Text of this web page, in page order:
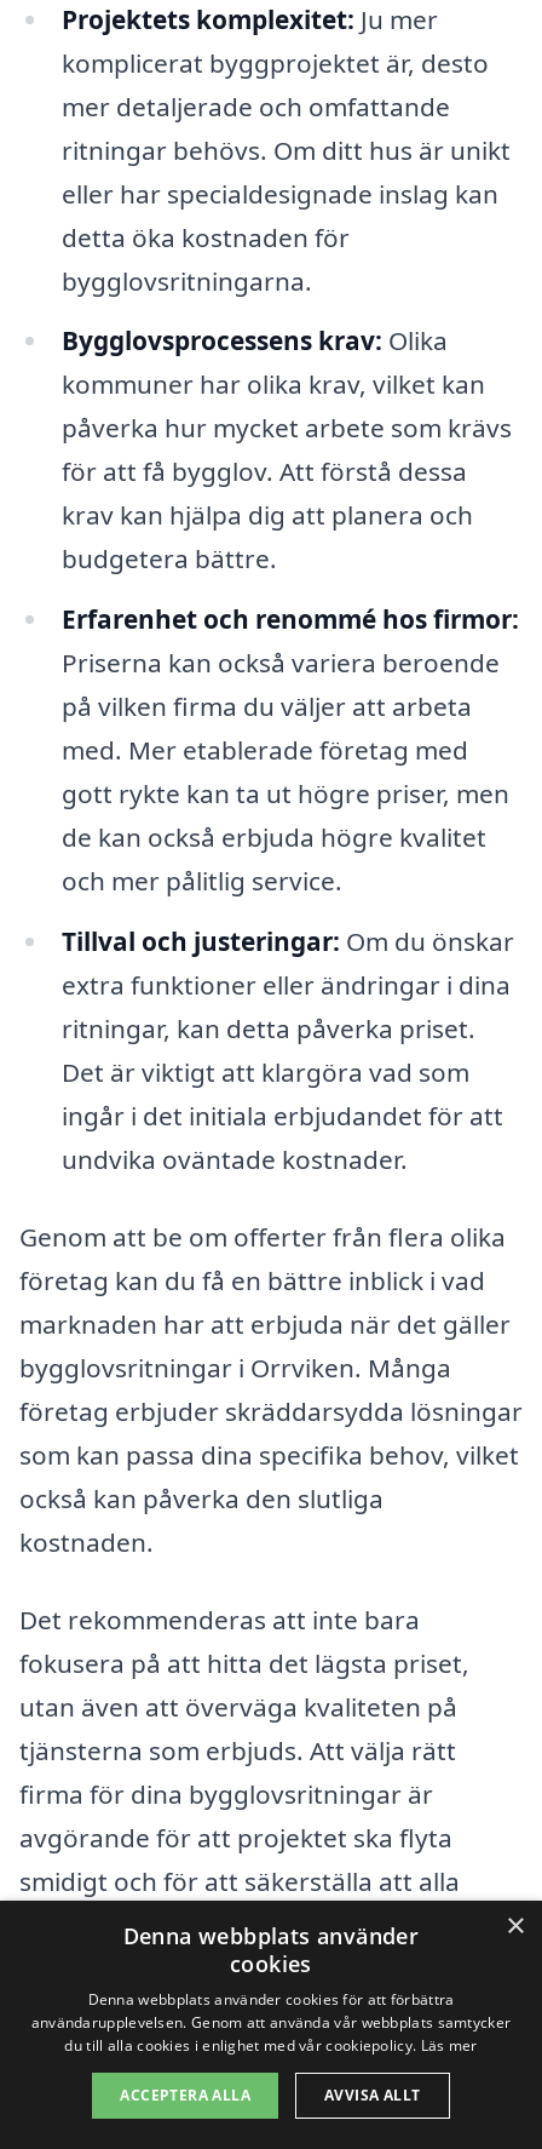
Projektets komplexitet: Ju mer
komplicerat byggprojektet är, desto
mer detaljerade och omfattande
ritningar behövs. Om ditt hus är unikt
eller har specialdesignade inslag kan
detta öka kostnaden för
bygglovsritningarna.
Bygglovsprocessens krav: Olika
kommuner har olika krav, vilket kan
påverka hur mycket arbete som krävs
för att få bygglov. Att förstå dessa
krav kan hjälpa dig att planera och
budgetera bättre.
Erfarenhet och renommé hos firmor:
Priserna kan också variera beroende
på vilken firma du väljer att arbeta
med. Mer etablerade företag med
gott rykte kan ta ut högre priser, men
de kan också erbjuda högre kvalitet
och mer pålitlig service.
Tillval och justeringar: Om du önskar
extra funktioner eller ändringar i dina
ritningar, kan detta påverka priset.
Det är viktigt att klargöra vad som
ingår i det initiala erbjudandet för att
undvika oväntade kostnader.
Genom att be om offerter från flera olika
företag kan du få en bättre inblick i vad
marknaden har att erbjuda när det gäller
bygglovsritningar i Orrviken. Många
företag erbjuder skräddarsydda lösningar
som kan passa dina specifika behov, vilket
också kan påverka den slutliga
kostnaden.
Det rekommenderas att inte bara
fokusera på att hitta det lägsta priset,
utan även att överväga kvaliteten på
tjänsterna som erbjuds. Att välja rätt
firma för dina bygglovsritningar är
avgörande för att projektet ska flyta
smidigt och för att säkerställa att alla
sådana detaljer tas om hand på ett
Få 3 erbjudanden, gratis och utan
förpliktelser
×
Denna webbplats använder
cookies
Denna webbplats använder cookies för att förbättra
användarupplevelsen. Genom att använda vår webbplats samtycker
du till alla cookies i enlighet med vår cookiepolicy. Läs mer
ACCEPTERA ALLA AVVISA ALLT